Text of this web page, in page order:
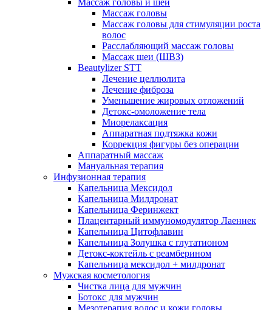
Массаж головы и шеи
Массаж головы
Массаж головы для стимуляции роста
волос
Расслабляющий массаж головы
Массаж шеи (ШВЗ)
Beautylizer STT
Лечение целлюлита
Лечение фиброза
Уменьшение жировых отложений
Детокс-омоложение тела
Миорелаксация
Аппаратная подтяжка кожи
Коррекция фигуры без операции
Аппаратный массаж
Мануальная терапия
Инфузионная терапия
Капельница Мексидол
Капельница Милдронат
Капельница Феринжект
Плацентарный иммуномодулятор Лаеннек
Капельница Цитофлавин
Капельница Золушка с глутатионом
Детокс-коктейль с реамберином
Капельница мексидол + милдронат
Мужская косметология
Чистка лица для мужчин
Ботокс для мужчин
Мезотерапия волос и кожи головы